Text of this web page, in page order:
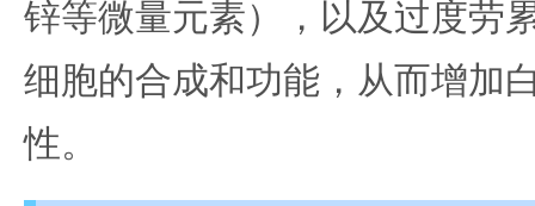
锌等微量元素），以及过度劳
细胞的合成和功能，从而增加
性。